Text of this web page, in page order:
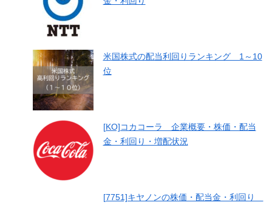
米国株式の配当利回りランキング 1～10
位
[KO]コカコーラ 企業概要・株価・配当
金・利回り・増配状況
[7751]キヤノンの株価・配当金・利回り